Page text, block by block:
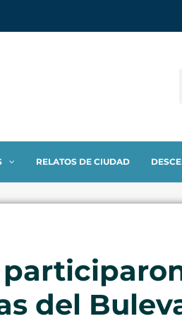
RELATOS DE CIUDAD
del